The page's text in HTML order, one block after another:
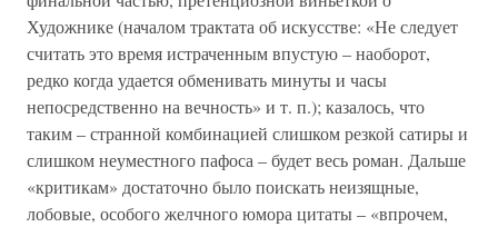
Художнике (началом трактата об искусстве: «Не следует
считать это время истраченным впустую – наоборот,
редко когда удается обменивать минуты и часы
непосредственно на вечность» и т. п.); казалось, что
таким – странной комбинацией слишком резкой сатиры и
слишком неуместного пафоса – будет весь роман. Дальше
«критикам» достаточно было поискать неизящные,
лобовые, особого желчного юмора цитаты – «впрочем,